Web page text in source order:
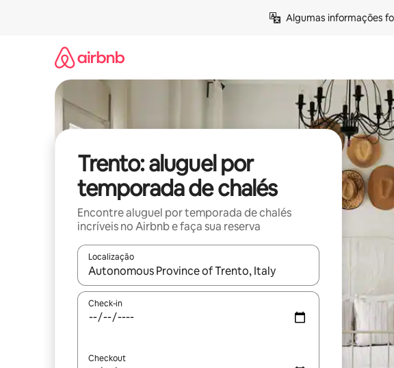
Algumas informações
Trento: aluguel por
temporada de chalés
Encontre aluguel por temporada de chalés
incríveis no Airbnb e faça sua reserva
Localização
Quando os resultados estiverem disponíveis, explore-os usando as
Check-in
Checkout